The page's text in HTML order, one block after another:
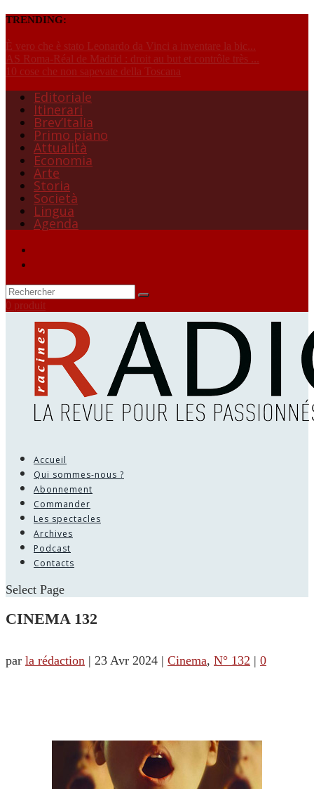
TRENDING:
È vero che è stato Leonardo da Vinci a inventare la bic...
AS Roma-Réal de Madrid : droit au but et contrôle très ...
10 cose che non sapevate della Toscana
Editoriale
Itinerari
Brev’Italia
Primo piano
Attualità
Economia
Arte
Storia
Società
Lingua
Agenda
0 produit
Accueil
Qui sommes-nous ?
Abonnement
Commander
Les spectacles
Archives
Podcast
Contacts
Select Page
CINEMA 132
par la rédaction | 23 Avr 2024 | Cinema, N° 132 | 0